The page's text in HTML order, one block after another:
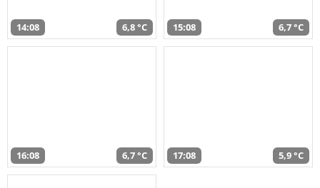
14:08 6,8 °C 15:08 6,7 °C
16:08 6,7 °C 17:08 5,9 °C